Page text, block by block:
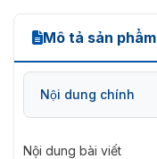
Mô tả sản phẩm
Nội dung chính
Nội dung bài viết